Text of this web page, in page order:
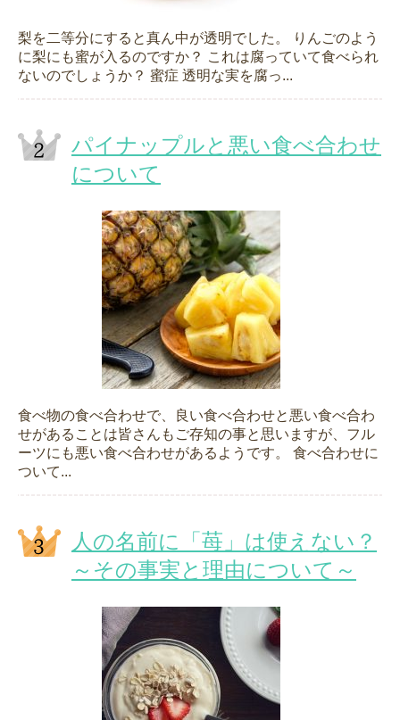
梨を二等分にすると真ん中が透明でした。 りんごのよう
に梨にも蜜が入るのですか？ これは腐っていて食べられ
ないのでしょうか？ 蜜症 透明な実を腐っ...
パイナップルと悪い食べ合わせ
について
食べ物の食べ合わせで、良い食べ合わせと悪い食べ合わ
せがあることは皆さんもご存知の事と思いますが、フル
ーツにも悪い食べ合わせがあるようです。 食べ合わせに
ついて...
人の名前に「苺」は使えない？
～その事実と理由について～